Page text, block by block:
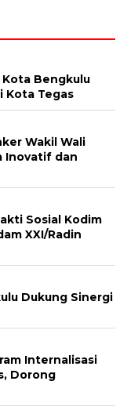
Kota Bengkulu
Kota Tegas
Wakil Wali
Inovatif dan
Sosial Kodim
XXI/Radin
Dukung Sinergi
Internalisasi
Dorong